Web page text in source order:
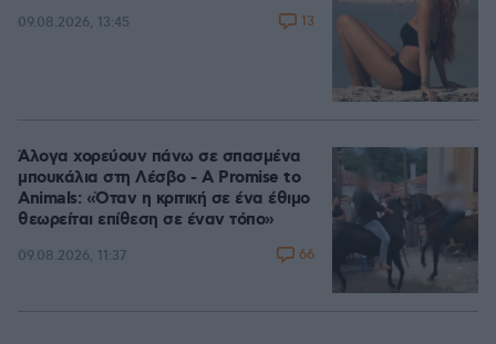
09.08.2026, 13:45 13
Άλογα χορεύουν πάνω σε σπασμένα
μπουκάλια στη Λέσβο - A Promise to
Animals: «Όταν η κριτική σε ένα έθιμο
θεωρείται επίθεση σε έναν τόπο»
09.08.2026, 11:37 66